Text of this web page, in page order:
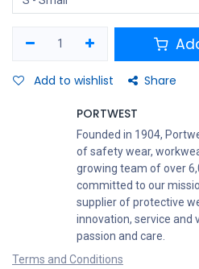
Add to wishlist Share
PORTWEST
Founded in 1904,
of safety wear,
growing team of over
committed to our
supplier of protective
innovation, service and
passion and care.
Terms and Conditions